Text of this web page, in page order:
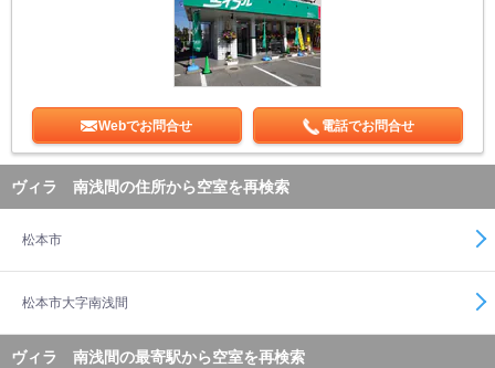
Webでお問合せ 電話でお問合せ
ヴィラ 南浅間の住所から空室を再検索
松本市
松本市大字南浅間
ヴィラ 南浅間の最寄駅から空室を再検索